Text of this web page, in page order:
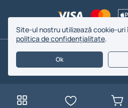
© 2026. BYFOMA - Toate
Site-ul nostru utilizează cookie-
politica de confidențialitate.
Ok